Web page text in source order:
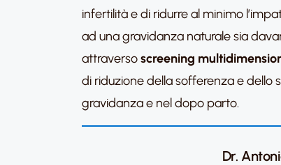
infertilità e di ridurre al minimo
ad una gravidanza naturale sia
attraversoscreening
di riduzione della sofferenza e dello
gravidanza e nel dopo parto.
Dr.